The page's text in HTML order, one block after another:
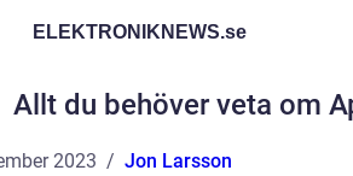
ELEKTRONIKNEWS.se
Allt du behöver veta om
2023 Jon Larsson